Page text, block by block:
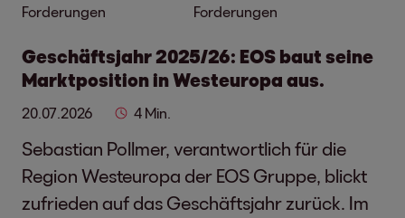
Forderungen
Forderungen
Geschäftsjahr 2025/26: EOS baut seine
Marktposition in Westeuropa aus.
20.07.2026 4 Min.
Sebastian Pollmer, verantwortlich für die
Region Westeuropa der EOS Gruppe, blickt
zufrieden auf das Geschäftsjahr zurück. Im